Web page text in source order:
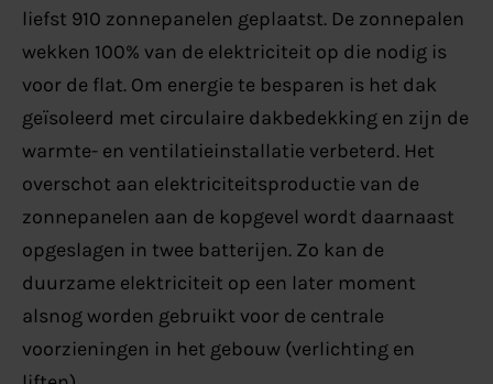
liefst 910 zonnepanelen geplaatst. De zonnepalen
wekken 100% van de elektriciteit op die nodig is
voor de flat. Om energie te besparen is het dak
geïsoleerd met circulaire dakbedekking en zijn de
warmte- en ventilatieinstallatie verbeterd. Het
overschot aan elektriciteitsproductie van de
zonnepanelen aan de kopgevel wordt daarnaast
opgeslagen in twee batterijen. Zo kan de
duurzame elektriciteit op een later moment
alsnog worden gebruikt voor de centrale
voorzieningen in het gebouw (verlichting en